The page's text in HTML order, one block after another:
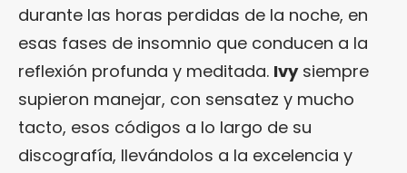
durante las horas perdidas de la noche, en
esas fases de insomnio que conducen a la
reflexión profunda y meditada. Ivysiempre
supieron manejar, con sensatez y mucho
tacto, esos códigos a lo largo de su
discografía, llevándolos a la excelencia y